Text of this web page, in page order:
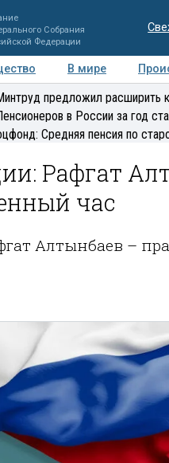
Собрания
Федерации
В мире
Регионы
предложил расширить
в России за год
Средняя пенсия по
Рафгат
час
Алтынбаев –